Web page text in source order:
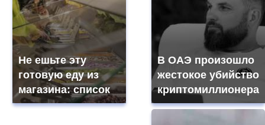
Не ешьте эту
готовую еду из
магазина: список
В ОАЭ произошло
жестокое убийство
криптомиллионера